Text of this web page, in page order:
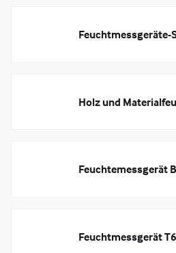
Feuchtmessgeräte-
Holz und
Feuchtemessgerät
Feuchtmessgerät